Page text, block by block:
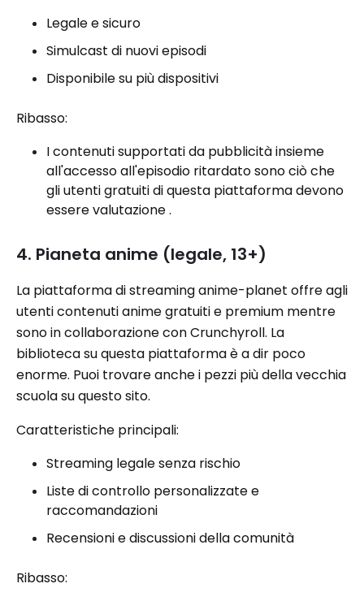
Legale e sicuro
Simulcast di nuovi episodi
Disponibile su più dispositivi
Ribasso:
I contenuti supportati da pubblicità insieme
all'accesso all'episodio ritardato sono ciò che
gli utenti gratuiti di questa piattaforma devono
essere valutazione .
4. Pianeta anime (legale, 13+)
La piattaforma di streaming anime-planet offre agli
utenti contenuti anime gratuiti e premium mentre
sono in collaborazione con Crunchyroll. La
biblioteca su questa piattaforma è a dir poco
enorme. Puoi trovare anche i pezzi più della vecchia
scuola su questo sito.
Caratteristiche principali:
Streaming legale senza rischio
Liste di controllo personalizzate e
raccomandazioni
Recensioni e discussioni della comunità
Ribasso: